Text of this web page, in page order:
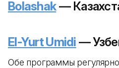
Bolashak—
El-Yurt Umidi —
Обе программы